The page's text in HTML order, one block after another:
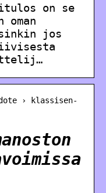
on se
jos
› klassisen-